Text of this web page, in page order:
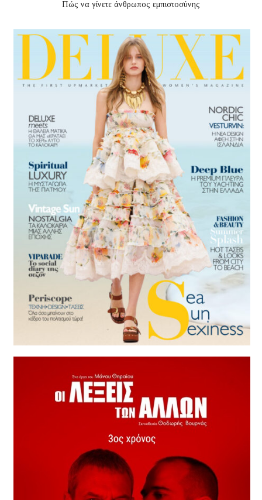
Πώς να γίνετε άνθρωπος εμπιστοσύνης